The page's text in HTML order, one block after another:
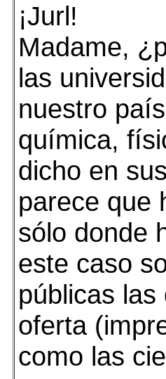
¡Jurl!
Madame,
las
nuestro
química,
dicho en
parece que
sólo donde
este caso
públicas
oferta
como las